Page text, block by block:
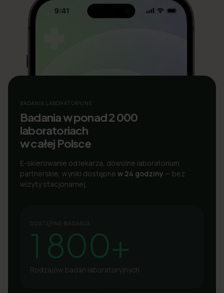
BADANIA LABORATORYJNE
Badania w ponad 2 000
laboratoriach
w całej Polsce
E-skierowanie od lekarza, dowolne laboratorium
partnerskie, wyniki dostępne w 24 godziny — bez
wizyty stacjonarnej.
DOSTĘPNE BADANIA
1 800+
Rodzajów badań laboratoryjnych